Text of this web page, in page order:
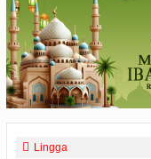
Lingga